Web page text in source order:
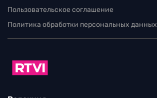
Пользовательское соглашение
Политика обработки персональных данных